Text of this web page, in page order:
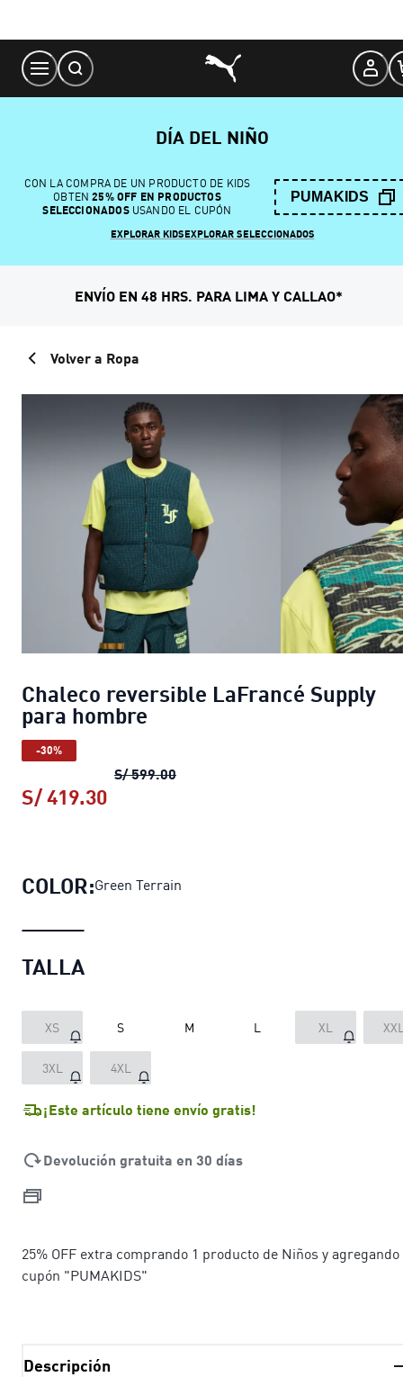
Content
DÍA DEL NIÑO
CON LA COMPRA DE UN PRODUCTO DE KIDS
OBTEN 25% OFF EN PRODUCTOS
SELECCIONADOSUSANDO EL CUPÓN
PUMAKIDS
EXPLORAR KIDSEXPLORAR SELECCIONADOS
ENVÍO EN 48 HRS. PARA LIMA Y CALLAO*
Volver a Ropa
Chaleco reversible LaFrancé Supply
para hombre
-30%
S/ 599.00Chaleco reversible LaFrancé
S/ 419.30
COLOR:Green Terrain
TALLA
XS S M L XL
3XL 4XL
¡Este artículo tiene envío gratis!
Devolución gratuita en 30 días
25% OFF extra comprando 1 producto de Niños y
cupón "PUMAKIDS"
Descripción